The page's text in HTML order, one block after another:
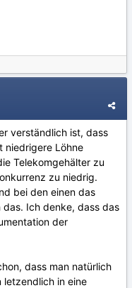
verständlich ist, dass
niedrigere Löhne
Telekomgehälter zu
zu niedrig.
bei den einen das
Ich denke, dass das
der
dass man natürlich
letzendlich in eine